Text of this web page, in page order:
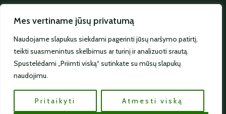
Mes vertiname jūsų privatumą
Naudojame slapukus siekdami pagerinti jūsų naršymo patirtį,
teikti suasmenintus skelbimus ar turinį ir analizuoti srautą.
Spustelėdami „Priimti viską“ sutinkate su mūsų slapukų
naudojimu.
Pritaikyti Atmesti viską
Sekite mus
© 2026 Visos teisės saugomos | e-linaria.lt